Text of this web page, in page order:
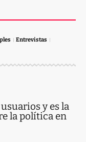
Entrevistas
y es la
la política en